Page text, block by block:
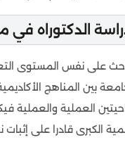
الجامعية والسمعة
الحكومية والخاصة
الحكومية (مثل
الخاصة (مثل الجامعة
الدولية أو ذات
والتكنولوجيا):
الدكتوراه في
على نفس المستوى
بين المناهج
العملية والعملية
الكبرى قادرا على إثبات